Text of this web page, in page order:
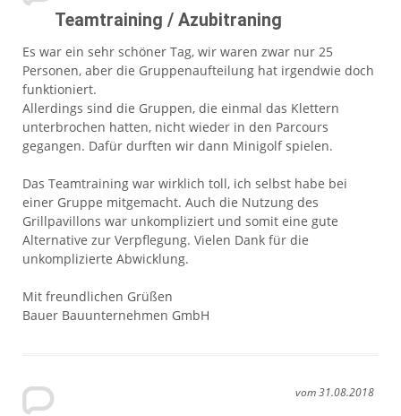
Teamtraining / Azubitraning
Es war ein sehr schöner Tag, wir waren zwar nur 25
Personen, aber die Gruppenaufteilung hat irgendwie doch
funktioniert.
Allerdings sind die Gruppen, die einmal das Klettern
unterbrochen hatten, nicht wieder in den Parcours
gegangen. Dafür durften wir dann Minigolf spielen.
Das Teamtraining war wirklich toll, ich selbst habe bei
einer Gruppe mitgemacht. Auch die Nutzung des
Grillpavillons war unkompliziert und somit eine gute
Alternative zur Verpflegung. Vielen Dank für die
unkomplizierte Abwicklung.
Mit freundlichen Grüßen
Bauer Bauunternehmen GmbH
vom 31.08.2018